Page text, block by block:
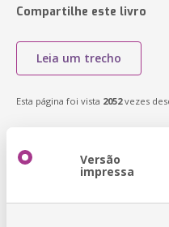
Compartilhe este livro
Leia um trecho
Esta página foi vista 2052vezes
Versão
impressa